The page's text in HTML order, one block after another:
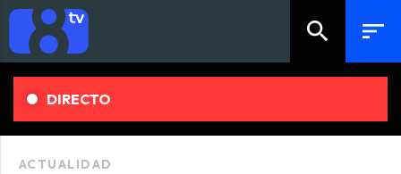
search sort
DIRECTO
ACTUALIDAD